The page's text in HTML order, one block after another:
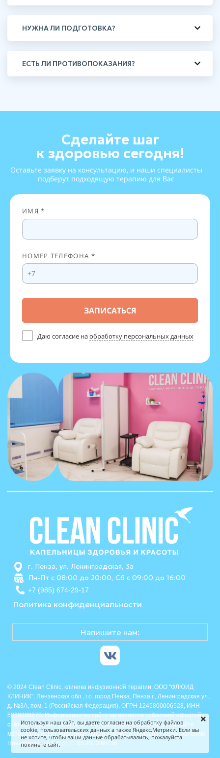
НУЖНА ЛИ ПОДГОТОВКА?
ЕСТЬ ЛИ ПРОТИВОПОКАЗАНИЯ?
Сделайте шаг
к здоровью сегодня!
Оставьте заявку на консультацию, и наши специалисты
подберут подходящую терапию для Вас
ИМЯ *
НОМЕР ТЕЛЕФОНА *
ЗАПИСАТЬСЯ
Даю согласие наобработку персональных данных
г. Пенза, ул. Ленинградская, 3а
Пн-Пт с 08:00 до 20:00, Сб с 09:00 до 16:00
+7 (985) 674-29-17
Политика конфиденциальности
Напишите нам:
© 2024 Clean Clinic, клиника инфузионной терапии, ООО "ФЛЮИД
КЛИНИК", Пензенская обл., г.о. город Пенза, Пенза г., Ленинградская ул.,
д. №3А, пом. 1 (Российская Федерация), ОГРН 1245800006528, ИНН
5800008270. Информация на сайте не является публичной офертой,
сайт не содержит рекламных материалов, размещенные на сайте
материалы носят информативный характер согласно Постановлению
Правительства РФ от 11.05.2023 №736
Используя наш сайт, вы даете согласие на обработку файлов
cookie, пользовательских данных а также Яндекс.Метрики. Если вы
не хотите, чтобы ваши данные обрабатывались, пожалуйста
покиньте сайт.